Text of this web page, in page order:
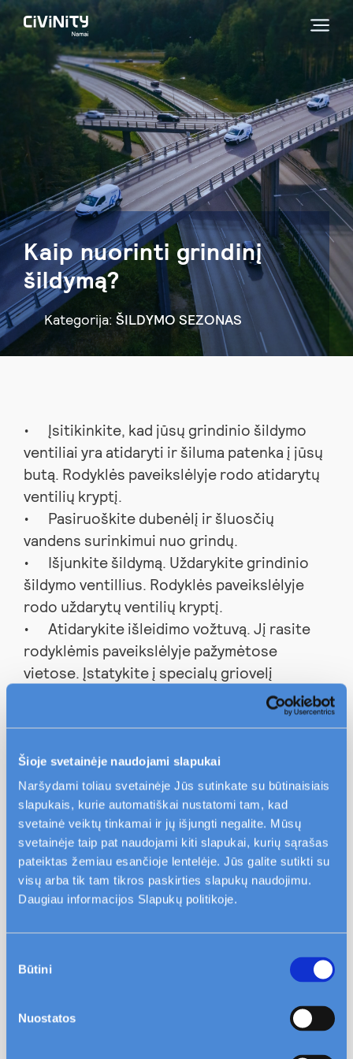
Šioje svetainėje naudojami slapukai
Naršydami toliau svetainėje Jūs sutinkate su būtinaisiais
slapukais, kurie automatiškai nustatomi tam, kad
svetainė veiktų tinkamai ir jų išjungti negalite. Mūsų
svetainėje taip pat naudojami kiti slapukai, kurių sąrašas
pateiktas žemiau esančioje lentelėje. Jūs galite sutikti su
visų arba tik tam tikros paskirties slapukų naudojimu.
Daugiau informacijos Slapukų politikoje.
pasirinkimas
Būtini
Nuostatos
Kaip nuorinti grindinį
šildymą?
Kategorija:ŠILDYMO SEZONAS
Įsitikinkite, kad jūsų grindinio šildymo
ventiliai yra atidaryti ir šiluma patenka į jūsų
butą. Rodyklės paveikslėlyje rodo atidarytų
ventilių kryptį.
Pasiruoškite dubenėlį ir šluosčių
vandens surinkimui nuo grindų.
Išjunkite šildymą. Uždarykite grindinio
šildymo ventillius. Rodyklės paveikslėlyje
rodo uždarytų ventilių kryptį.
Atidarykite išleidimo vožtuvą. Jį rasite
rodyklėmis paveikslėlyje pažymėtose
vietose. Įstatykite į specialų griovelį
Išleiskite orą. Sukite vožtuvą prieš
apsisukimo, neatidarykite vožtuvo pilnai.
Būkite atsargūs, nes oras išeinantis iš
radiatoriaus gali būti karštas. Orui pradėjus
išeidinėti girdėsite švilpimo garsą. Kai
šildymo prietaisas bus nuorintas, pradės
lašėti vanduo. Tuomet greitai užsukite
vožtuvą pagal laikrodžio rodyklę.
šildymo ventilius. Rodyklės paveikslėlyje
Jei Jums nepavyko nuorinti šildymo
aptarnavimo numeriu +370 700 55188 arba